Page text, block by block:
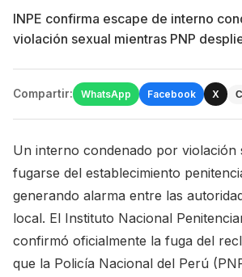
INPE confirma escape de interno
violación sexual mientras PNP
Compartir: WhatsApp Facebook X
Un interno condenado por violación
fugarse del establecimiento
generando alarma entre las
local. El Instituto Nacional
confirmó oficialmente la fuga del
que la Policía Nacional del Perú